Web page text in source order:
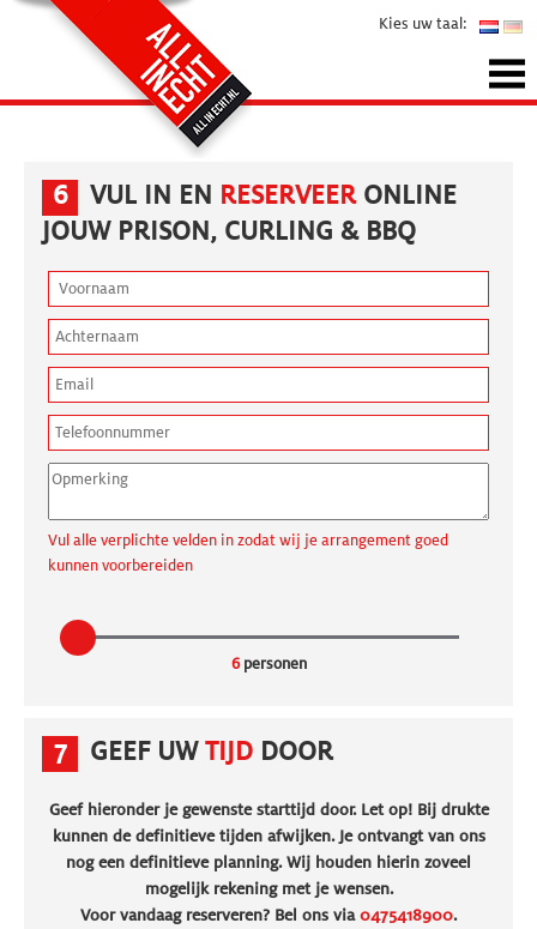
Kies uw taal:
6 VUL IN EN RESERVEERONLINE
JOUW PRISON, CURLING & BBQ
Vul alle verplichte velden in zodat wij je arrangement goed
kunnen voorbereiden
6personen
7 GEEF UWTIJD DOOR
Geef hieronder je gewenste starttijd door. Let op! Bij drukte
kunnen de definitieve tijden afwijken. Je ontvangt van ons
nog een definitieve planning. Wij houden hierin zoveel
mogelijk rekening met je wensen.
Voor vandaag reserveren? Bel ons via0475418900.